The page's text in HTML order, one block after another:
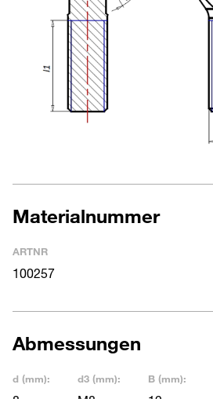
Materialnummer
ARTNR
100257
Abmessungen
d (mm): d3 (mm): B (mm):